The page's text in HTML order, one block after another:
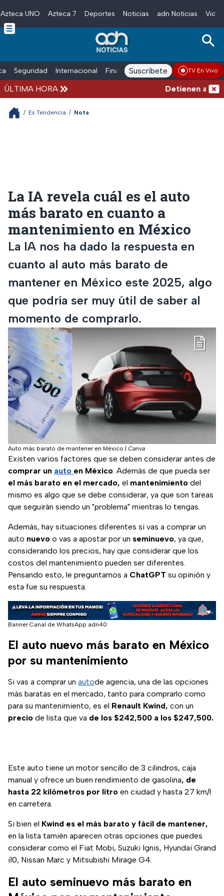
Skip to main content
Azteca UNO Azteca 7 Deportes Noticias adn Noticias
Seguridad Internacional Finanzas adn Noticias Radio
Suscríbete TV En Vivo
ÚLTIMA HORA Detienen al
/ Es Tendencia / Nota
La IA revela cuál es el auto
más barato en cuanto a
mantenimiento en México
La IA nos ha dado la respuesta en
cuanto al auto más barato de
mantener en México este 2025, algo
que podría ser muy útil de saber al
momento de comprarlo.
Auto más barato de mantener en México Canva
Existen varios factores que se deben considerar antes de
comprar un auto en México. Además de que pueda ser
el más barato en el mercado, el mantenimiento del
mismo es algo que se debe considerar, ya que son tareas
que seguirán siendo un "problema" mientras lo tengas.
Además, hay situaciones diferentes si vas a comprar un
auto nuevo o vas a apostar por un seminuevo, ya que,
considerando los precios, hay que considerar que los
costos del mantenimiento pueden ser diferentes.
Pensando esto, le preguntamos a ChatGPT su opinión y
esta fue su respuesta.
Banner Canal de WhatsApp adn40
El auto nuevo más barato en México
por su mantenimiento
Si vas a comprar un autode agencia, una de las opciones
más baratas en el mercado, tanto para comprarlo como
para su mantenimiento, es el Renault Kwind, con un
precio de lista que va de los $242,500 a los $247,500.
Este auto tiene un motor sencillo de 3 cilindros, caja
manual y ofrece un buen rendimiento de gasolina, de
hasta 22 kilómetros por litro en ciudad y hasta 27 km/l
en carretera.
Si bien el Kwind es el más barato y fácil de mantener,
en la lista tamién aparecen otras opciones que puedes
considerar como el Fiat Mobi, Suzuki Ignis, Hyundai Grand
i10, Nissan Marc y Mitsubishi Mirage G4.
El auto seminuevo más barato en